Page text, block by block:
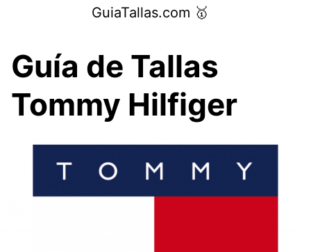
GuiaTallas.com 🥇
Guía de Tallas
Tommy Hilfiger